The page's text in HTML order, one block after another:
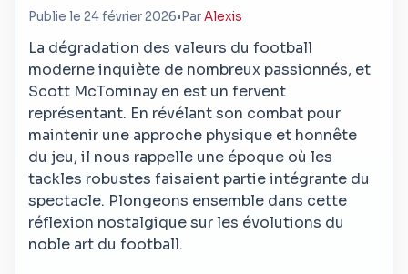
Publie le 24 février 2026• ParAlexis
La dégradation des valeurs du football
moderne inquiète de nombreux passionnés, et
Scott McTominay en est un fervent
représentant. En révélant son combat pour
maintenir une approche physique et honnête
du jeu, il nous rappelle une époque où les
tackles robustes faisaient partie intégrante du
spectacle. Plongeons ensemble dans cette
réflexion nostalgique sur les évolutions du
noble art du football.